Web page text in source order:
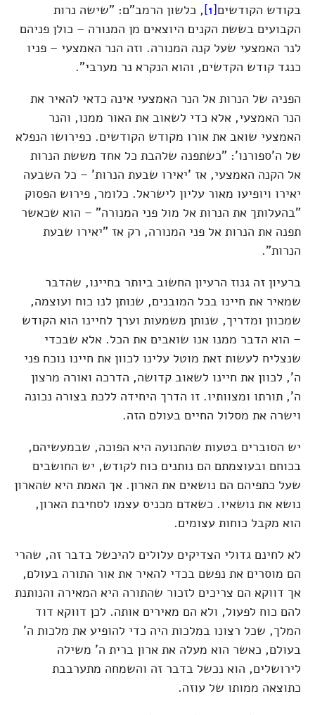
בקודש הקודשים[1]
, כלשון הרמב"ם: "שישה נרות
הקבועים בששת הקנים היוצאים מן המנורה – כולן פניהם
לנר האמצעי שעל קנה המנורה. וזה הנר האמצעי – פניו
כנגד קודש הקדשים, והוא הנקרא נר מערבי".
הפניה של הנרות אל הנר האמצעי אינה כדאי להאיר את
הנר האמצעי, אלא כדי לשאוב את האור ממנו, והנר
האמצעי שואב את אורו מקודש הקודשים. כפירושו הנפלא
של ה'ספורנו': "כשתפנה שלהבת כל אחד מששת הנרות
אל הקנה האמצעי, אז 'יאירו שבעת הנרות' – כל השבעה
יאירו ויופיעו מאור עליון לישראל. כלומר, פירוש הפסוק
"בהעלותך את הנרות אל מול פני המנורה" – הוא שכאשר
תפנה את הנרות אל פני המנורה, רק אז "יאירו שבעת
הנרות".
ברעיון זה גנוז הרעיון החשוב ביותר בחיינו, שהדבר
שמאיר את חיינו בכל המובנים, שנותן לנו כוח ועוצמה,
שמכוון ומדריך, שנותן משמעות וערך לחיינו הוא הקודש
– הוא הדבר ממנו אנו שואבים את הכל. אלא שבכדי
שנצליח לעשות זאת מוטל עלינו לכוון את חיינו נוכח פני
ה', לכוון את חיינו לשאוב קדושה, הדרכה ואורה מרצון
ה', תורתו ומצוותיו. זו הדרך היחידה ללכת בצורה נכונה
וישרה את מסלול החיים בעולם הזה.
יש הסוברים בטעות שהתנועה היא הפוכה, שבמעשיהם,
בכוחם ובעוצמתם הם נותנים כוח לקודש, יש החושבים
שעל כתפיהם הם נושאים את הארון. אך האמת היא שהארון
נושא את נושאיו. כשאדם מכניס עצמו לסחיבת הארון,
הוא מקבל כוחות עצומים.
לא לחינם גדולי הצדיקים עלולים להיכשל בדבר זה, שהרי
הם מוסרים את נפשם בכדי להאיר את אור התורה בעולם,
אך דווקא הם צריכים לזכור שהתורה היא המאירה והנותנת
להם כוח לפעול, ולא הם מאירים אותה. לכן דווקא דוד
המלך, שכל רצונו במלכות היה כדי להופיע את מלכות ה'
בעולם, כאשר הוא מעלה את ארון ברית ה' משילה
לירושלים, הוא נכשל בדבר זה והשמחה מתערבבת
כתוצאה ממותו של עוזה.